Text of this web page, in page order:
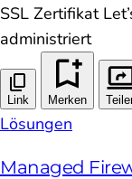
SSL Zertifikat
administriert
Link Merken
Lösungen
Managed